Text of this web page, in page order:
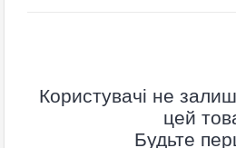
Користувачі не
цей
Будьте